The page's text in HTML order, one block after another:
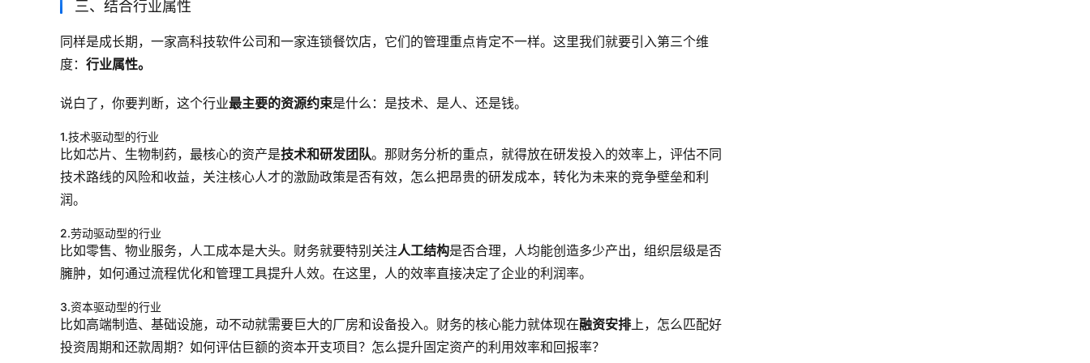
三、结合行业属性
同样是成长期，一家高科技软件公司和一家连锁餐饮店，它们的管理重点肯定不一样。这里我们就要引入第三个维
度： 行业属性。
说白了，你要判断，这个行业最主要的资源约束是什么：是技术、是人、还是钱。
1.技术驱动型的行业
比如芯片、生物制药，最核心的资产是技术和研发团队。那财务分析的重点，就得放在研发投入的效率上，评估不同
技术路线的风险和收益，关注核心人才的激励政策是否有效，怎么把昂贵的研发成本，转化为未来的竞争壁垒和利
润。
2.劳动驱动型的行业
比如零售、物业服务，人工成本是大头。财务就要特别关注人工结构是否合理，人均能创造多少产出，组织层级是否
臃肿，如何通过流程优化和管理工具提升人效。在这里，人的效率直接决定了企业的利润率。
3.资本驱动型的行业
比如高端制造、基础设施，动不动就需要巨大的厂房和设备投入。财务的核心能力就体现在融资安排上，怎么匹配好
投资周期和还款周期？如何评估巨额的资本开支项目？怎么提升固定资产的利用效率和回报率？